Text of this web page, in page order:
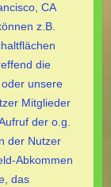
CA
z.B.
die
unsere
Mitglieder
der o.g.
der Nutzer
Abkommen
das